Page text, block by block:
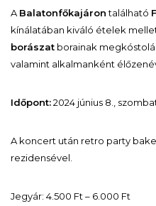
A Balatonfőkajárontalálható
kínálatában kiváló ételek
borászat borainak
valamint alkalmanként
Időpont:2024 június 8.,
A koncert után retro party
rezidensével.
Jegyár: 4.500 Ft – 6.000 Ft